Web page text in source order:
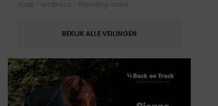
foals - embryos - Breeding mare
BEKIJK ALLE VEILINGEN